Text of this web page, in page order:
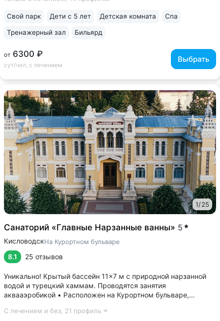
от 6300 ₽
сут/чел, с лечением
Выбрать
Свой парк Дети с 5 лет Детская комната Спа
Тренажерный зал Бильярд
1/25
Санаторий «Главные Нарзанные ванны» 5
КисловодскНа Курортном бульваре
8.1 25 отзывов
Уникально! Крытый бассейн 11×7 м с природной нарзанной
водой и турецкий хаммам. Проводятся занятия
аквааэробикой • Расположен на Курортном бульваре,
Главные нарзанные ванны — памятник архитектуры
С лечением и без, 21 профиль